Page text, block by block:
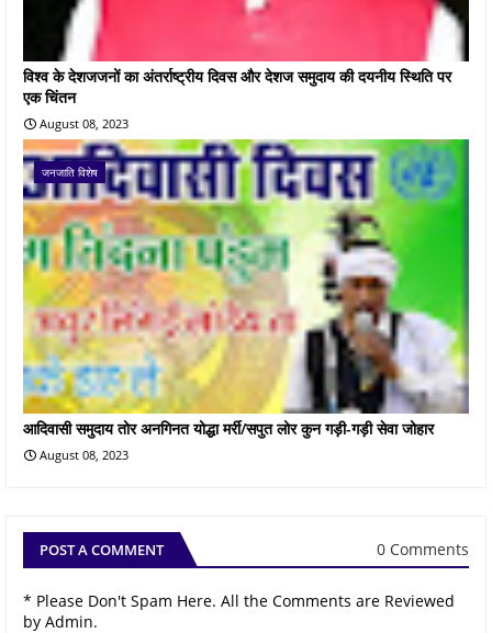
विश्व के देशजजनों का अंतर्राष्ट्रीय दिवस और देशज समुदाय की दयनीय स्थिति पर
एक चिंतन
August 08, 2023
जनजाति विशेष
आदिवासी समुदाय तोर अनगिनत योद्धा मर्री/सपुत लोर कुन गड़ी-गड़ी सेवा जोहार
August 08, 2023
POST A COMMENT 0 Comments
* Please Don't Spam Here. All the Comments are Reviewed
by Admin.